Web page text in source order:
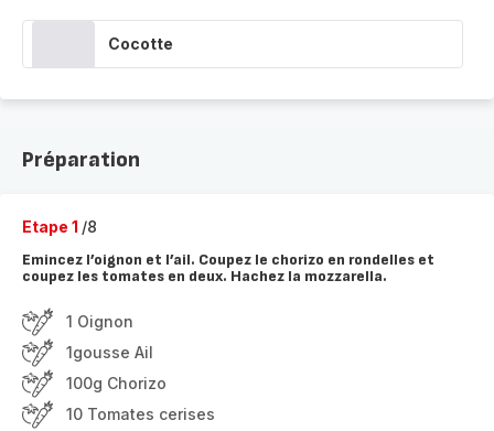
Cocotte
Préparation
Etape 1 /8
Emincez l’oignon et l’ail. Coupez le chorizo en rondelles et
coupez les tomates en deux. Hachez la mozzarella.
1 Oignon
1gousse Ail
100g Chorizo
10 Tomates cerises